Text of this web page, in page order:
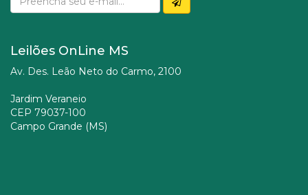
Leilões OnLine MS
Av. Des. Leão Neto do Carmo, 2100
Jardim Veraneio
CEP 79037-100
Campo Grande (MS)